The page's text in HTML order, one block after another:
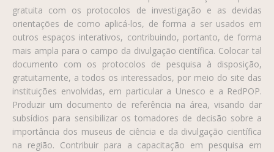
gratuita com os protocolos de investigação e as devidas
orientações de como aplicá-los, de forma a ser usados em
outros espaços interativos, contribuindo, portanto, de forma
mais ampla para o campo da divulgação científica. Colocar tal
documento com os protocolos de pesquisa à disposição,
gratuitamente, a todos os interessados, por meio do site das
instituições envolvidas, em particular a Unesco e a RedPOP.
Produzir um documento de referência na área, visando dar
subsídios para sensibilizar os tomadores de decisão sobre a
importância dos museus de ciência e da divulgação científica
na região. Contribuir para a capacitação em pesquisa em